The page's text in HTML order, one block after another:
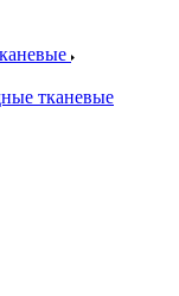
тканевые